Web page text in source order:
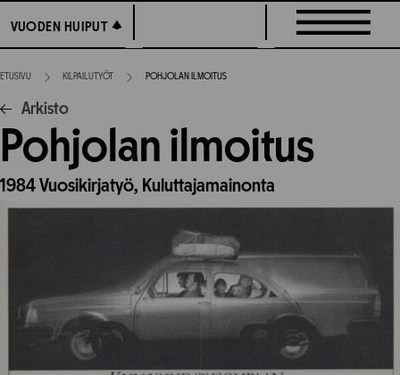
suoraan
sisältöön
VUODEN HUIPUT
VUODEN HUIPUT
ETUSIVU KILPAILUTYÖT POHJOLAN ILMOITUS
Arkisto
Pohjolan ilmoitus
1984Vuosikirjatyö, Kuluttajamainonta